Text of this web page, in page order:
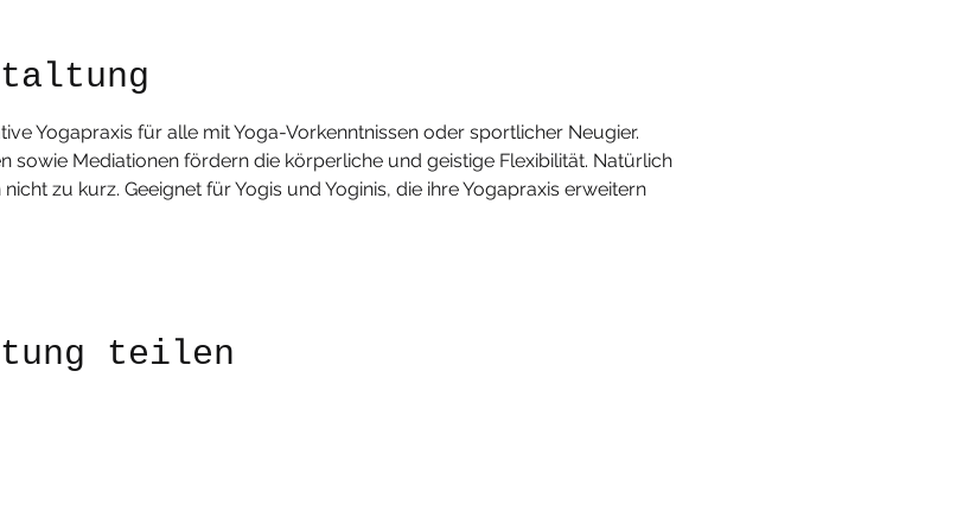
Yogapraxis für alle mit Yoga-Vorkenntnissen oder sportlicher Neugier.
sowie Mediationen fördern die körperliche und geistige Flexibilität. Natürlich
zu kurz. Geeignet für Yogis und Yoginis, die ihre Yogapraxis erweitern
teilen